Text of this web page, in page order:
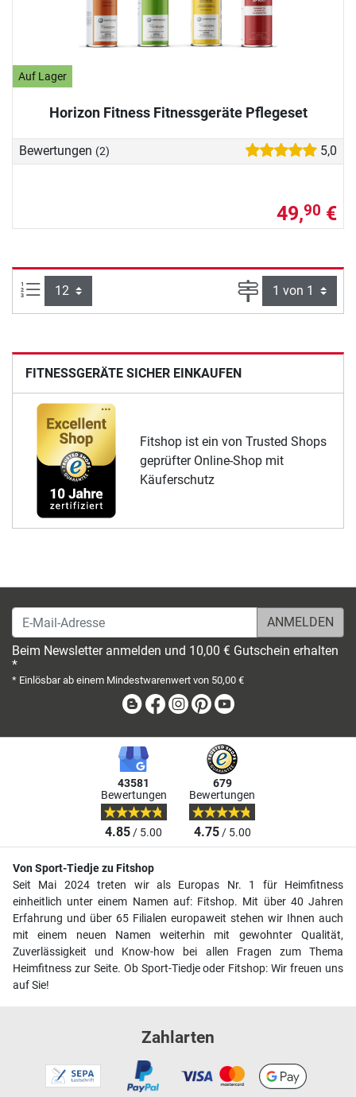
Auf Lager
Horizon Fitness Fitnessgeräte Pflegeset
Bewertungen (2) 5,0
49,90 €
Artikel pro Seite: Seite
FITNESSGERÄTE SICHER EINKAUFEN
Fitshop ist ein von Trusted Shops
geprüfter Online-Shop mit
Käuferschutz
E-Mail-Adresse
Beim Newsletter anmelden und 10,00 € Gutschein erhalten
*
* Einlösbar ab einem Mindestwarenwert von 50,00 €
BlogFacebook
Instagram
Pinterest
43581
Bewertungen
4.85/ 5.00
679
Bewertungen
4.75/ 5.00
Von Sport-Tiedje zu Fitshop
Seit Mai 2024 treten wir als Europas Nr. 1 für Heimfitness
einheitlich unter einem Namen auf: Fitshop. Mit über 40 Jahren
Erfahrung und über 65 Filialen europaweit stehen wir Ihnen auch
mit einem neuen Namen weiterhin mit gewohnter Qualität,
Zuverlässigkeit und Know-how bei allen Fragen zum Thema
Heimfitness zur Seite. Ob Sport-Tiedje oder Fitshop: Wir freuen uns
auf Sie!
Zahlarten